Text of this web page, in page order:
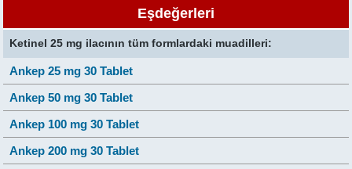
Eşdeğerleri
Ketinel 25 mg ilacının tüm formlardaki muadilleri:
Ankep 25 mg 30 Tablet
Ankep 50 mg 30 Tablet
Ankep 100 mg 30 Tablet
Ankep 200 mg 30 Tablet